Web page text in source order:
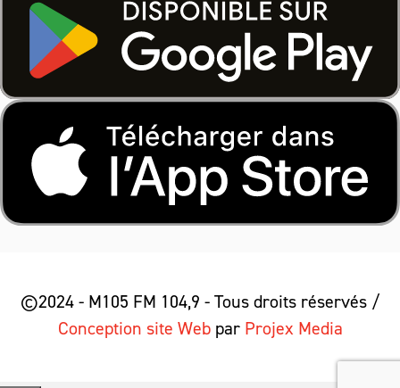
©2024 - M105 FM 104,9 - Tous droits réservés /
Conception site Webpar Projex Media